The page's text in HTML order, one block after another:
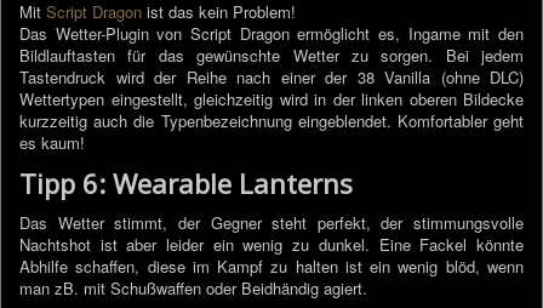
Mit Script Dragon ist das kein Problem!
Das Wetter-Plugin von Script Dragon ermöglicht es, Ingame mit den
Bildlauftasten für das gewünschte Wetter zu sorgen. Bei jedem
Tastendruck wird der Reihe nach einer der 38 Vanilla (ohne DLC)
Wettertypen eingestellt, gleichzeitig wird in der linken oberen Bildecke
kurzzeitig auch die Typenbezeichnung eingeblendet. Komfortabler geht
es kaum!
Tipp 6: Wearable Lanterns
Das Wetter stimmt, der Gegner steht perfekt, der stimmungsvolle
Nachtshot ist aber leider ein wenig zu dunkel. Eine Fackel könnte
Abhilfe schaffen, diese im Kampf zu halten ist ein wenig blöd, wenn
man zB. mit Schußwaffen oder Beidhändig agiert.